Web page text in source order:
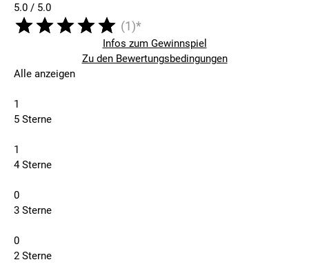
5.0 / 5.0
(1)*
Infos zum Gewinnspiel
Zu den Bewertungsbedingungen
Alle anzeigen
1
5 Sterne
1
4 Sterne
0
3 Sterne
0
2 Sterne